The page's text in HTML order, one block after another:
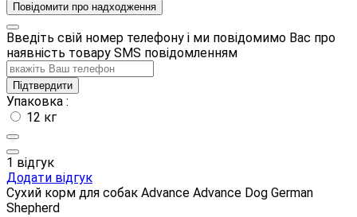
Повідомити про надходження
Введіть свій номер телефону і ми повідомимо Вас про
наявність товару SMS повідомленням
Підтвердити
Упаковка :
12 кг
1 відгук
Додати відгук
Сухий корм для собак Advance Advance Dog German
Shepherd